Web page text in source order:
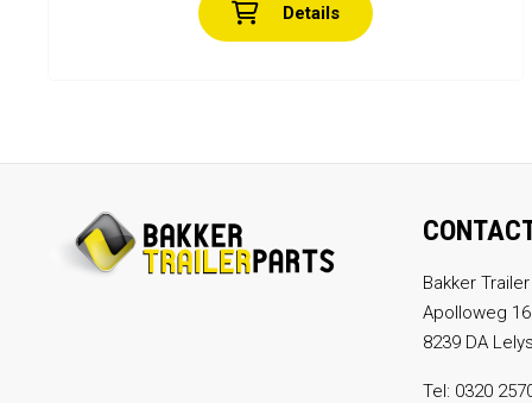
Details
Bakker
Apolloweg 16
8239 DA
Tel: 0320